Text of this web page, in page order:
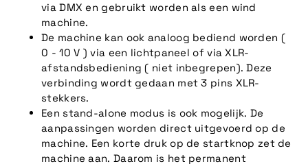
via DMX en gebruikt worden als een wind
machine.
De machine kan ook analoog bediend worden (
0 - 10 V ) via een lichtpaneel of via XLR-
afstandsbediening ( niet inbegrepen). Deze
verbinding wordt gedaan met 3 pins XLR-
stekkers.
Een stand-alone modus is ook mogelijk. De
aanpassingen worden direct uitgevoerd op de
machine. Een korte druk op de startknop zet de
machine aan. Daarom is het permanent